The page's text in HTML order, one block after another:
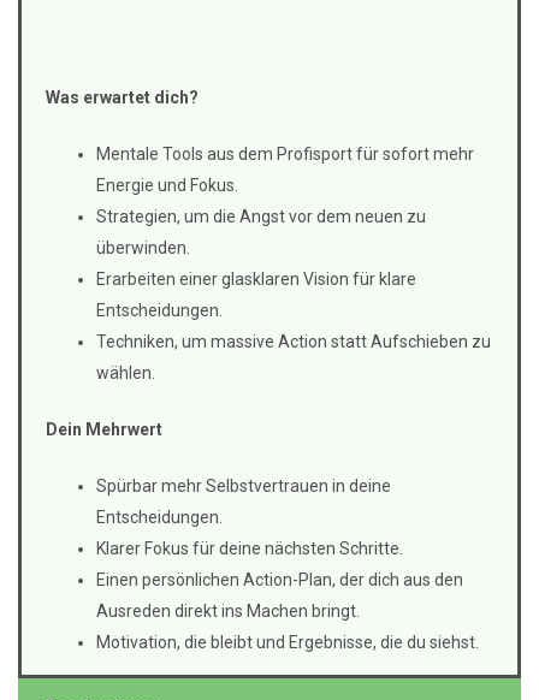
Was erwartet dich?
Mentale Tools aus dem Profisport für sofort mehr
Energie und Fokus.
Strategien, um die Angst vor dem neuen zu
überwinden.
Erarbeiten einer glasklaren Vision für klare
Entscheidungen.
Techniken, um massive Action statt Aufschieben zu
wählen.
Dein Mehrwert
Spürbar mehr Selbstvertrauen in deine
Entscheidungen.
Klarer Fokus für deine nächsten Schritte.
Einen persönlichen Action-Plan, der dich aus den
Ausreden direkt ins Machen bringt.
Motivation, die bleibt und Ergebnisse, die du siehst.